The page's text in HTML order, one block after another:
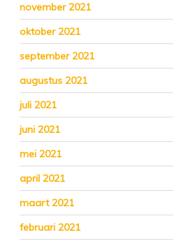
november 2021
oktober 2021
september 2021
augustus 2021
juli 2021
juni 2021
mei 2021
april 2021
maart 2021
februari 2021